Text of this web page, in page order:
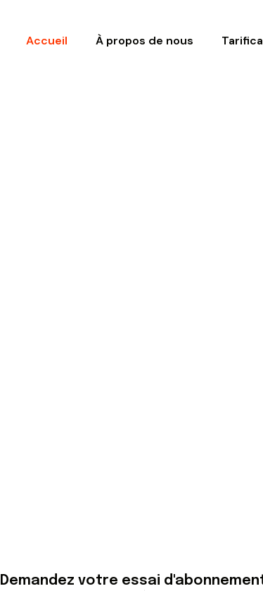
Accueil À propos de nous
Demandez votre essai d'abonnement